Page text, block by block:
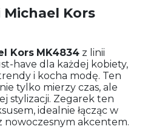
Kors
Kors MK4834 z linii
have dla każdej kobiety,
i kocha modę. Ten
tylko mierzy czas, ale
stylizacji. Zegarek ten
idealnie łącząc w
nowoczesnym akcentem.